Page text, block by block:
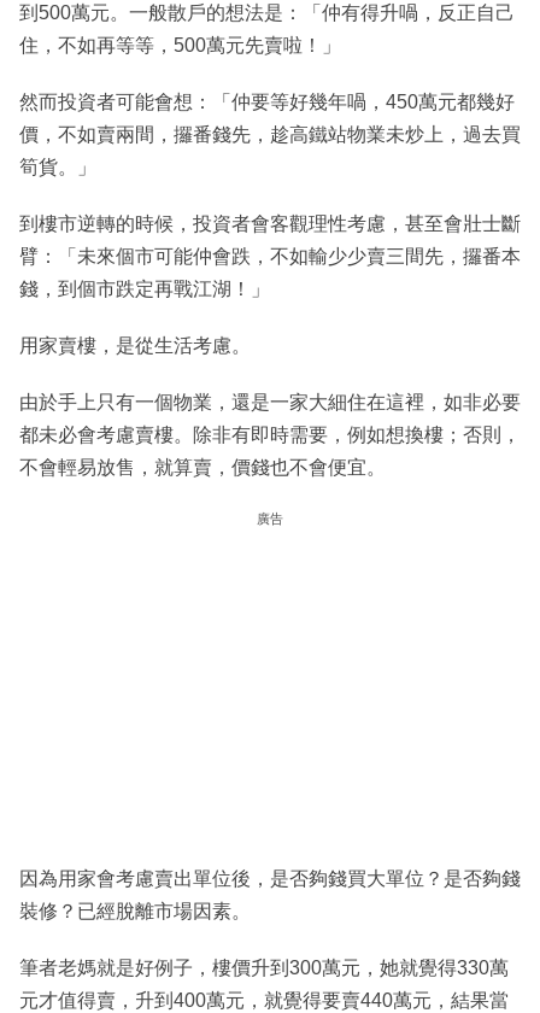
到500萬元。一般散戶的想法是：「仲有得升喎，反正自己
住，不如再等等，500萬元先賣啦！」
然而投資者可能會想：「仲要等好幾年喎，450萬元都幾好
價，不如賣兩間，攞番錢先，趁高鐵站物業未炒上，過去買
筍貨。」
到樓市逆轉的時候，投資者會客觀理性考慮，甚至會壯士斷
臂：「未來個市可能仲會跌，不如輸少少賣三間先，攞番本
錢，到個市跌定再戰江湖！」
用家賣樓，是從生活考慮。
由於手上只有一個物業，還是一家大細住在這裡，如非必要
都未必會考慮賣樓。除非有即時需要，例如想換樓；否則，
不會輕易放售，就算賣，價錢也不會便宜。
廣告
因為用家會考慮賣出單位後，是否夠錢買大單位？是否夠錢
裝修？已經脫離市場因素。
筆者老媽就是好例子，樓價升到300萬元，她就覺得330萬
元才值得賣，升到400萬元，就覺得要賣440萬元，結果當